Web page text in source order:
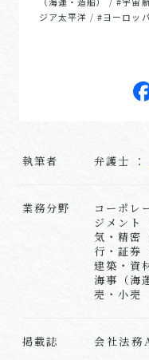
ジア太平洋 /#ヨーロッ
執筆者 弁護士 ：
業務分野
コーポレ
ジメント
気・精密
行・証券
建築・資
海事（海
売・小売
掲載誌 会社法務